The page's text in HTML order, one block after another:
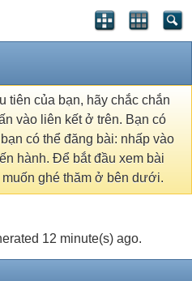
tiên của bạn, hãy chắc chắn
vào liên kết ở trên. Bạn có
có thể đăng bài: nhấp vào
hành. Để bắt đầu xem bài
ghé thăm ở bên dưới.
12 minute(s) ago.